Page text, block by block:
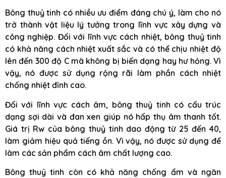
Bông thuỷ tinh có nhiều ưu điểm đáng chú ý, làm cho nó
trở thành vật liệu lý tưởng trong lĩnh vực xây dựng và
công nghiệp. Đối với lĩnh vực cách nhiệt, bông thuỷ tinh
có khả năng cách nhiệt xuất sắc và có thể chịu nhiệt độ
lên đến 300 độ C mà không bị biến dạng hay hư hỏng. Vì
vậy, nó được sử dụng rộng rãi làm phần cách nhiệt
chống nhiệt đỉnh cao.
Đối với lĩnh vực cách âm, bông thuỷ tinh có cấu trúc
dạng sợi dài và đan xen giúp nó hấp thụ âm thanh tốt.
Giá trị Rw của bông thuỷ tinh dao động từ 25 đến 40,
làm giảm hiệu quả tiếng ồn. Vì vậy, nó được sử dụng để
làm các sản phẩm cách âm chất lượng cao.
Bông thuỷ tinh còn có khả năng chống ẩm và ngăn